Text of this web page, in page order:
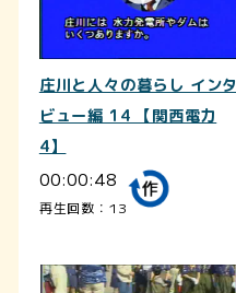
庄川と人々の暮らし インタ
ビュー編 14 【関西電力
4】
00:00:48
再生回数：13